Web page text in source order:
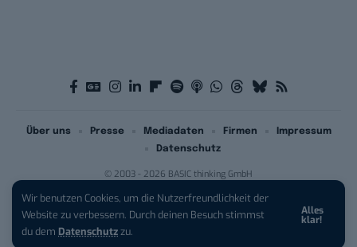
Wir benutzen Cookies, um die Nutzerfreundlichkeit der
Website zu verbessern. Durch deinen Besuch stimmst
du dem Datenschutzzu.
Alles
klar!
© 2003 - 2026 BASIC thinking GmbH
Über uns Presse Mediadaten Firmen
Impressum
Datenschutz
iPhone 17 Pro sichern:Für 1 € +
200 € Hardware-Bonus!